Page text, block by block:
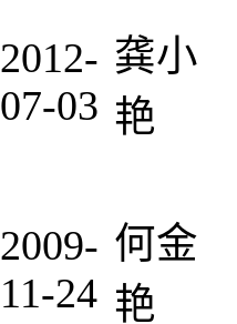
2012-
07-03
龚小
艳
2009-
11-24
何金
艳